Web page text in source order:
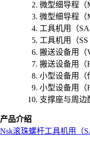
微型细导程（
微型细导程（
工具机用（SA
工具机用（SS
搬送设备用（
搬送设备用（
小型设备用（
小型设备用（
支撑座与周边
产品介绍
Nsk滚珠螺杆工具机用（